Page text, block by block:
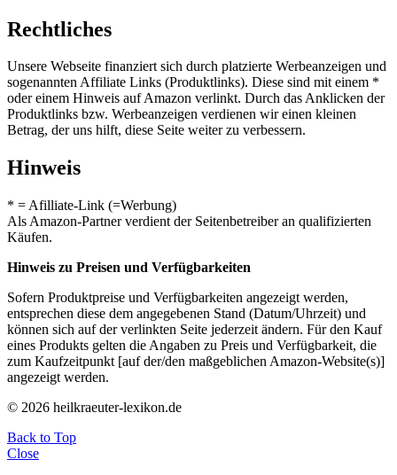
Rechtliches
Unsere Webseite finanziert sich durch platzierte Werbeanzeigen und
sogenannten Affiliate Links (Produktlinks). Diese sind mit einem *
oder einem Hinweis auf Amazon verlinkt. Durch das Anklicken der
Produktlinks bzw. Werbeanzeigen verdienen wir einen kleinen
Betrag, der uns hilft, diese Seite weiter zu verbessern.
Hinweis
* = Afilliate-Link (=Werbung)
Als Amazon-Partner verdient der Seitenbetreiber an qualifizierten
Käufen.
Hinweis zu Preisen und Verfügbarkeiten
Sofern Produktpreise und Verfügbarkeiten angezeigt werden,
entsprechen diese dem angegebenen Stand (Datum/Uhrzeit) und
können sich auf der verlinkten Seite jederzeit ändern. Für den Kauf
eines Produkts gelten die Angaben zu Preis und Verfügbarkeit, die
zum Kaufzeitpunkt [auf der/den maßgeblichen Amazon-Website(s)]
angezeigt werden.
© 2026 heilkraeuter-lexikon.de
Back to Top
Close